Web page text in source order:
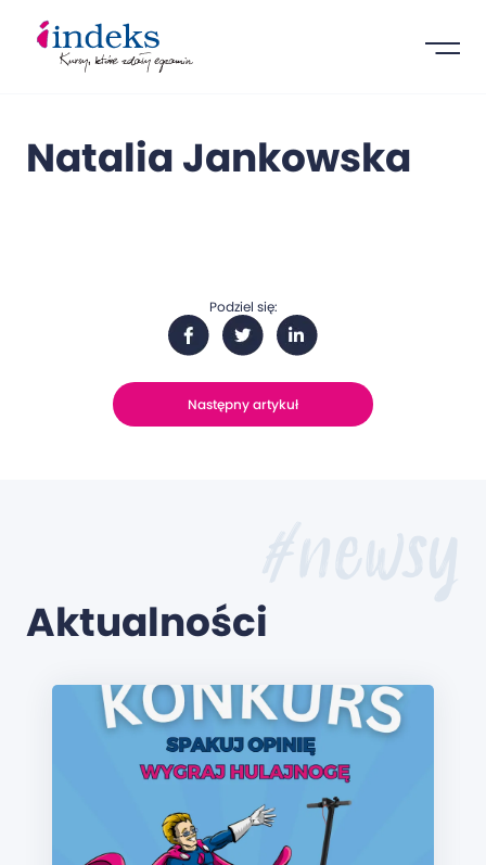
Natalia Jankowska
Podziel się:
Następny artykuł
Aktualności